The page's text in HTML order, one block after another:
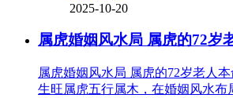
2025-10-20
属虎婚姻风水局 属虎的72岁
属虎婚姻风水局 属虎的72岁老人
生旺属虎五行属木，在婚姻风水布